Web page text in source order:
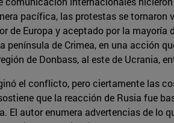
pacífica, las protestas se
de Europa y aceptado por la
península de Crimea, en una acción
de Donbass, al este de Ucrania,
el conflicto, pero ciertamente las
que la reacción de Rusia fue
autor enumera advertencias de lo